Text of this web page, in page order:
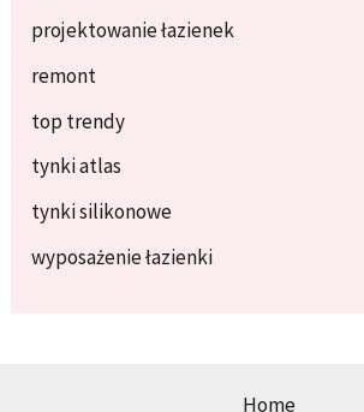
projektowanie łazienek
remont
top trendy
tynki atlas
tynki silikonowe
wyposażenie łazienki
Home